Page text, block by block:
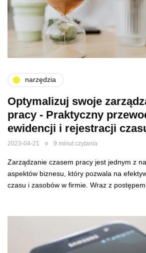
narzędzia
Optymalizuj swoje
pracy - Praktyczny
ewidencji i rejestracji
2023-04-21 9 minut czytania
Zarządzanie czasem pracy jest jednym z
aspektów biznesu, który pozwala na
czasu i zasobów w firmie. Wraz z